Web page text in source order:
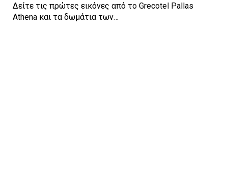
Δείτε τις πρώτες εικόνες από το Grecotel Pallas
Athena και τα δωμάτια των…